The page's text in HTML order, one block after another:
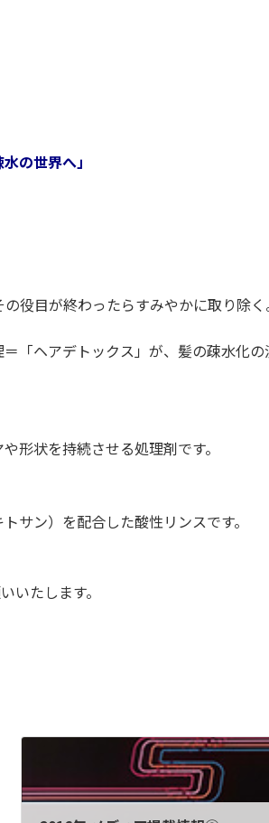
の世界へ」
役目が終わったらすみやかに取り除く
「ヘアデトックス」が、髪の疎水化の
形状を持続させる処理剤です。
サン）を配合した酸性リンスです。
いたします。